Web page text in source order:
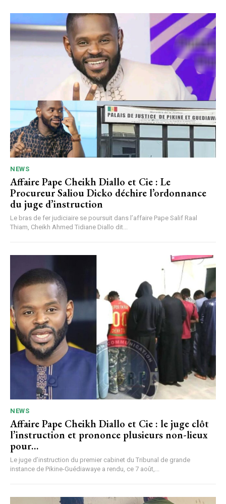
NEWS
Affaire Pape Cheikh Diallo et Cie : Le
Procureur Saliou Dicko déchire l’ordonnance
du juge d’instruction
Le bras de fer judiciaire se poursuit dans l’affaire Pape Salif Raal
Thiam, Cheikh Ahmed Tidiane Diallo dit...
NEWS
Affaire Pape Cheikh Diallo et Cie : le juge clôt
l’instruction et prononce plusieurs non-lieux
pour…
Le juge d’instruction du premier cabinet du Tribunal de grande
instance de Pikine-Guédiawaye a rendu, ce 7 août,...